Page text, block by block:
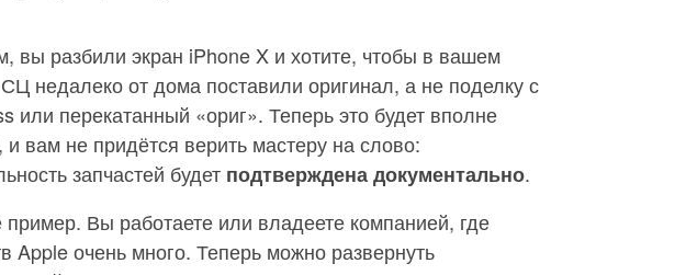
вы разбили экран iPhone X и хотите, чтобы в вашем
недалеко от дома поставили оригинал, а не поделку с
или перекатанный «ориг». Теперь это будет вполне
и вам не придётся верить мастеру на слово:
запчастей будет подтверждена документально.
Вы работаете или владеете компанией, где
Apple очень много. Теперь можно развернуть